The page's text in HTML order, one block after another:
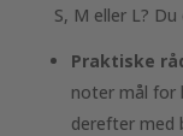
S, M eller L?
Praktiske
noter mål for
derefter med